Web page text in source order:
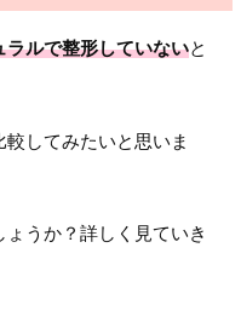
ルで整形していないと
してみたいと思いま
うか？詳しく見ていき